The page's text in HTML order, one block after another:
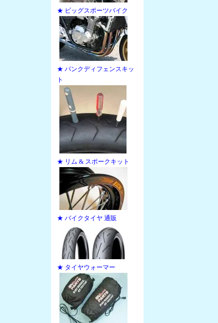
★ ビッグスポーツバイク
★ パンクディフェンスキッ
ト
★ リム & スポークキット
★ バイクタイヤ 通販
★ タイヤウォーマー